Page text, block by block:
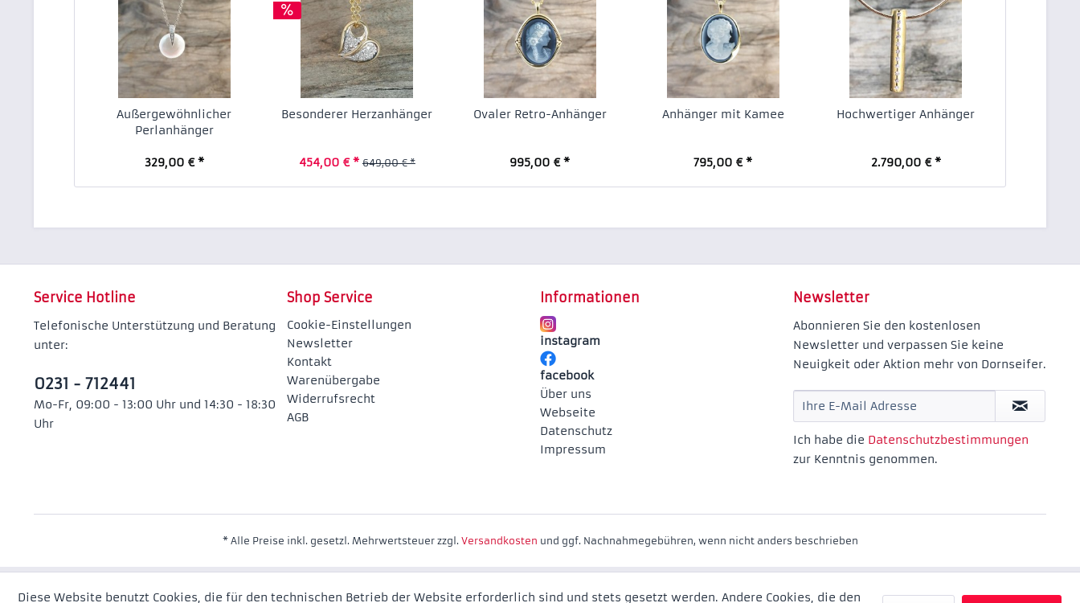
Außergewöhnlicher
Perlanhänger
329,00 € *
Besonderer Herzanhänger
454,00 € * 649,00 € *
Ovaler Retro-Anhänger
995,00 € *
Anhänger mit Kamee
795,00 € *
Hochwertiger Anhänger
2.790,00 € *
Service Hotline
Telefonische Unterstützung und Beratung
unter:
0231 - 712441
Mo-Fr, 09:00 - 13:00 Uhr und 14:30 - 18:30
Uhr
Shop Service
Cookie-Einstellungen
Newsletter
Kontakt
Warenübergabe
Widerrufsrecht
AGB
Informationen
instagram
facebook
Über uns
Webseite
Datenschutz
Impressum
Newsletter
Abonnieren Sie den kostenlosen
Newsletter und verpassen Sie keine
Neuigkeit oder Aktion mehr von Dornseifer.
Ich habe die Datenschutzbestimmungen
zur Kenntnis genommen.
* Alle Preise inkl. gesetzl. Mehrwertsteuer zzgl. Versandkosten und ggf. Nachnahmegebühren, wenn nicht anders beschrieben
Diese Website benutzt Cookies, die für den technischen Betrieb der Website erforderlich sind und stets gesetzt werden. Andere Cookies, die den